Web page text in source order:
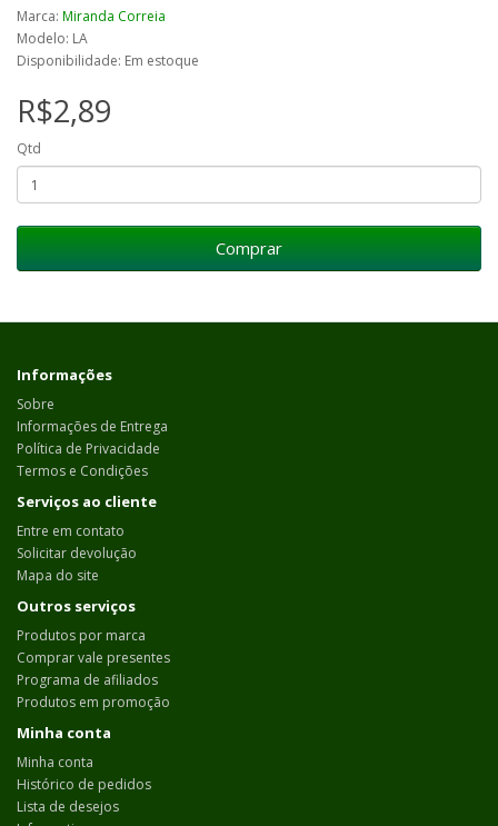
Marca: Miranda Correia
Modelo: LA
Disponibilidade: Em estoque
R$2,89
Qtd
Comprar
Informações
Sobre
Informações de Entrega
Política de Privacidade
Termos e Condições
Serviços ao cliente
Entre em contato
Solicitar devolução
Mapa do site
Outros serviços
Produtos por marca
Comprar vale presentes
Programa de afiliados
Produtos em promoção
Minha conta
Minha conta
Histórico de pedidos
Lista de desejos